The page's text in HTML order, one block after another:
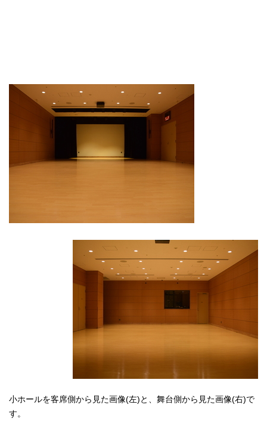
小ホールを客席側から見た画像(左)と、舞台側から見た画像(右)で
す。